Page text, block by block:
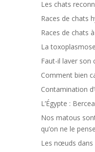
Les chats
Races de chats
Races de chats
La
Faut-il laver son
Comment bien
Contamination
L’Égypte :
Nos matous
qu’on ne le pense
Les nœuds dans